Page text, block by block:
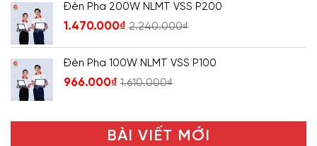
Đèn Pha 200W NLMT VSS P200
1.470.000₫ 2.240.000₫
Đèn Pha 100W NLMT VSS P100
966.000₫ 1.610.000₫
BÀI VIẾT MỚI